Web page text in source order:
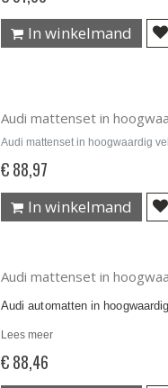
In winkelmand
Audi mattenset in
Audi mattenset in hoogwaardig
€ 88,97
In winkelmand
Audi mattenset in
Audi automatten in
Lees meer
€ 88,46